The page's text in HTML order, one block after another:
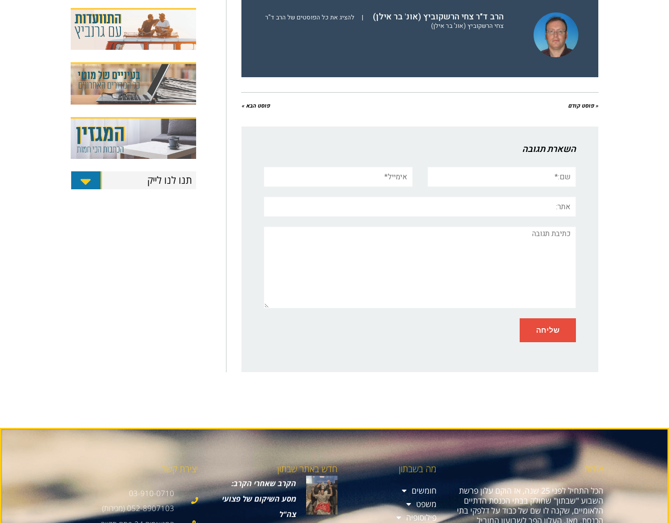
הרב ד"ר צחי הרשקוביץ (אונ' בר אילן) |
להציג את כל הפוסטים של הרב ד"ר
צחי הרשקוביץ (אונ' בר אילן)
« פוסט קודם פוסט הבא »
השארת תגובה
תגובה
תנו לנו לייק
אודות
הכל התחיל לפני 25 שנה, אז הוקם עלון פרשת
השבוע "שבתון" שחולק בבתי הכנסת הדתיים
הלאומיים, שקנה לו שם של כבוד על דלפקי בתי
הכנסת. מאז, העלון הפך לשבועון המוביל
מה בשבתון
חומשים
משפט
פילוסופיה
חדש באתר שבתון
הקרב שאחרי הקרב:
מסע השיקום של פצועי
צה"ל
יצירת קשר
03-910-0710
052-8907103 (מכירות)